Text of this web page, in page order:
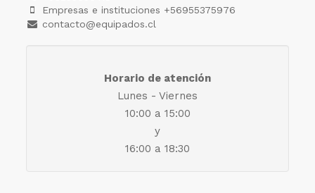
Empresas e instituciones +56955375976
contacto@equipados.cl
Horario de atención
Lunes - Viernes
10:00 a 15:00
y
16:00 a 18:30